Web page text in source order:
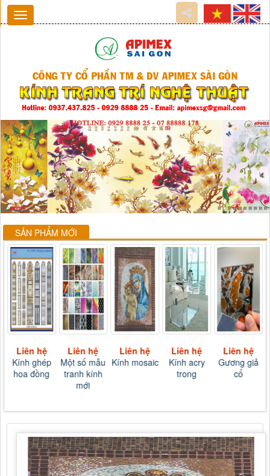
SẢN PHẨM MỚI
Liên hệ
Kính ghép
hoa đồng
Liên hệ
Một số mẫu
tranh kính
mới
Liên hệ
Kính mosaic
Liên hệ
Kính acry
trong
Liên hệ
Gương giả
cổ